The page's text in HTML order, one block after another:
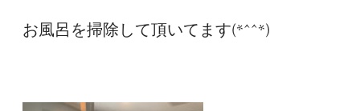
お風呂を掃除して頂いてます(*^^*)